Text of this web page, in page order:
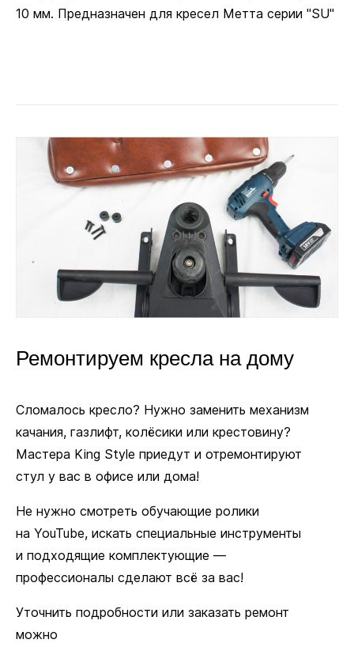
10 мм. Предназначен для кресел Метта серии "SU"
Ремонтируем кресла на дому
Сломалось кресло? Нужно заменить механизм
качания, газлифт, колёсики или крестовину?
Мастера King Style приедут и отремонтируют
стул у вас в офисе или дома!
Не нужно смотреть обучающие ролики
на YouTube, искать специальные инструменты
и подходящие комплектующие —
профессионалы сделают всё за вас!
Уточнить подробности или заказать ремонт
можно